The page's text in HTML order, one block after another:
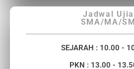
Jadwal
SMA/MA/
SEJARAH : 10.00 -
PKN : 13.00 -